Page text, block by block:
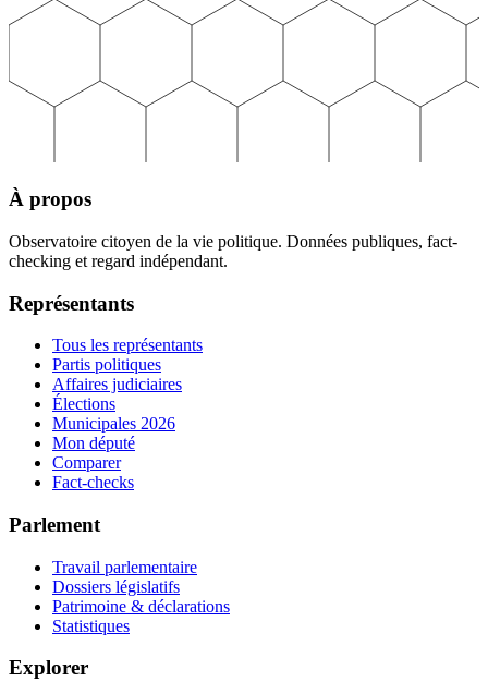
À propos
Observatoire citoyen de la vie politique. Données publiques, fact-
checking et regard indépendant.
Représentants
Tous les représentants
Partis politiques
Affaires judiciaires
Élections
Municipales 2026
Mon député
Comparer
Fact-checks
Parlement
Travail parlementaire
Dossiers législatifs
Patrimoine & déclarations
Statistiques
Explorer